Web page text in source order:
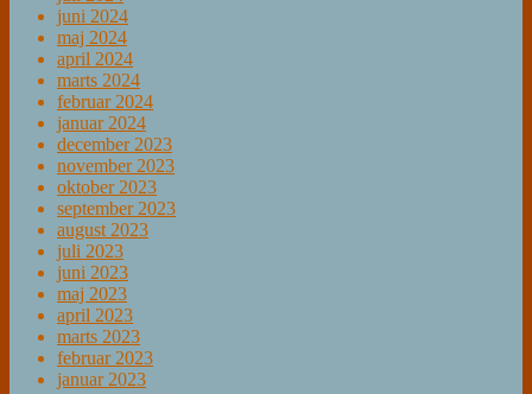
juni 2024
maj 2024
april 2024
marts 2024
februar 2024
januar 2024
december 2023
november 2023
oktober 2023
september 2023
august 2023
juli 2023
juni 2023
maj 2023
april 2023
marts 2023
februar 2023
januar 2023